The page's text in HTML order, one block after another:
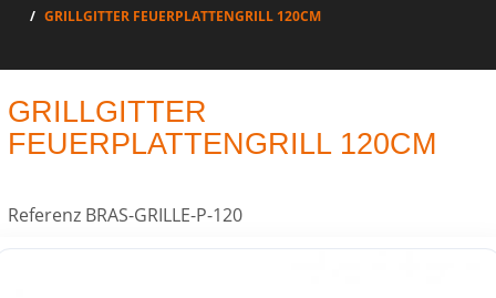
GRILLGITTER FEUERPLATTENGRILL 120CM
GRILLGITTER
FEUERPLATTENGRILL 120CM
Referenz BRAS-GRILLE-P-120